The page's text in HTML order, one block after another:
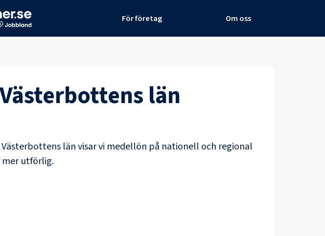
För företag Om oss
Västerbottens län
Västerbottens länvisar vi medellön på nationell och regional
mer utförlig.